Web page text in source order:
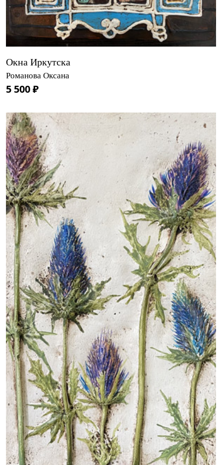
Окна Иркутска
Романова Оксана
5 500 ₽